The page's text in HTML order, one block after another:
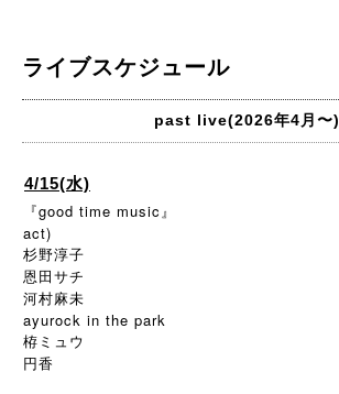
ライブスケジュール
past live(2026年4月〜)
4/15(水)
『good time music』
act)
杉野淳子
恩田サチ
河村麻未
ayurock in the park
栫ミュウ
円香